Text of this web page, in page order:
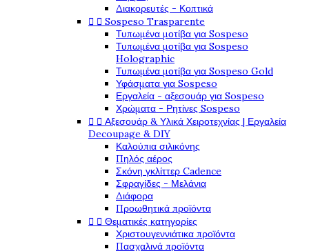
Διακορευτές - Κοπτικά
  Sospeso Trasparente
Τυπωμένα μοτίβα για Sospeso
Τυπωμένα μοτίβα για Sospeso
Holographic
Τυπωμένα μοτίβα για Sospeso Gold
Υφάσματα για Sospeso
Εργαλεία - αξεσουάρ για Sospeso
Χρώματα - Ρητίνες Sospeso
  Αξεσουάρ & Υλικά Χειροτεχνίας | Εργαλεία
Decoupage & DIY
Καλούπια σιλικόνης
Πηλός αέρος
Σκόνη γκλίττερ Cadence
Σφραγίδες - Μελάνια
Διάφορα
Προωθητικά προϊόντα
  Θεματικές κατηγορίες
Χριστουγεννιάτικα προϊόντα
Πασχαλινά προϊόντα